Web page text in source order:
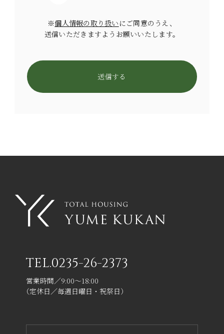
※個人情報の取り扱い にご同意のうえ、
送信いただきますようお願いいたします。
TEL.0235-26-2373
営業時間／9:00～18:00
（定休日／毎週日曜日・祝祭日）